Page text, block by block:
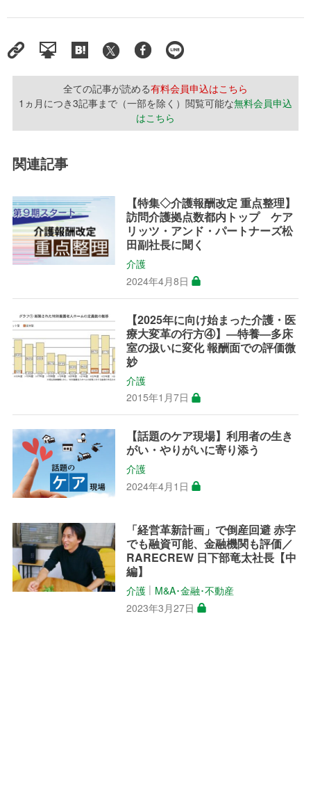
全ての記事が読める有料会員申込はこちら
1ヵ月につき3記事まで（一部を除く）閲覧可能な無料会員申込
はこちら
関連記事
【特集◇介護報酬改定 重点整理】
訪問介護拠点数都内トップ ケア
リッツ・アンド・パートナーズ松
田副社長に聞く
介護
2024年4月8日
【2025年に向け始まった介護・医
療大変革の行方④】―特養―多床
室の扱いに変化 報酬面での評価微
妙
介護
2015年1月7日
【話題のケア現場】利用者の生き
がい・やりがいに寄り添う
介護
2024年4月1日
「経営革新計画」で倒産回避 赤字
でも融資可能、金融機関も評価／
RARECREW 日下部竜太社長【中
編】
介護 │ M&A･金融･不動産
2023年3月27日